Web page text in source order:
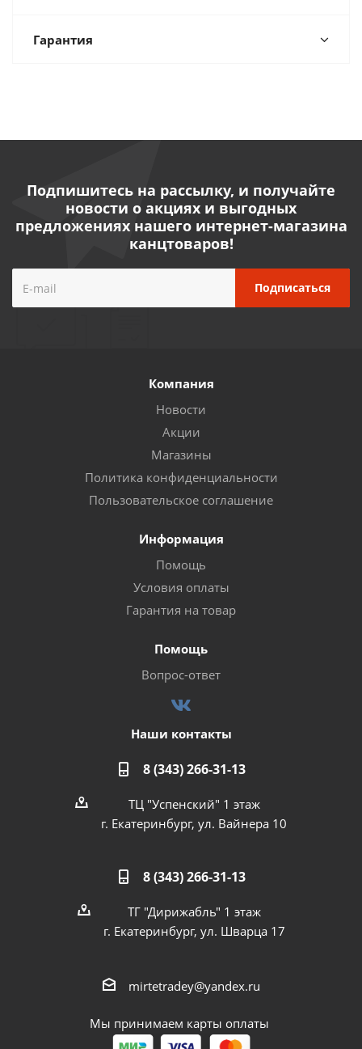
Гарантия
Подпишитесь на рассылку, и получайте
новости о акциях и выгодных
предложениях нашего интернет-магазина
канцтоваров!
Компания
Новости
Акции
Магазины
Политика конфиденциальности
Пользовательское соглашение
Информация
Помощь
Условия оплаты
Гарантия на товар
Помощь
Вопрос-ответ
Наши контакты
8 (343) 266-31-13
ТЦ "Успенский" 1 этаж
г. Екатеринбург, ул. Вайнера 10
8 (343) 266-31-13
ТГ "Дирижабль" 1 этаж
г. Екатеринбург, ул. Шварца 17
mirtetradey@yandex.ru
Мы принимаем карты оплаты